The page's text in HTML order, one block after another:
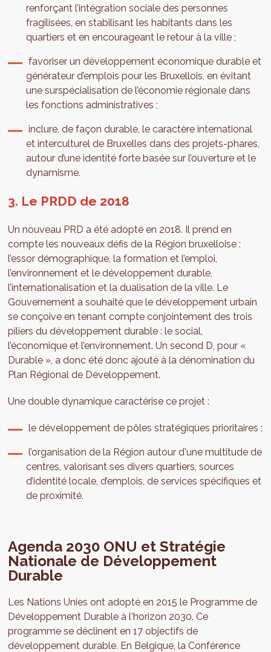
renforçant l’intégration sociale des personnes
fragilisées, en stabilisant les habitants dans les
quartiers et en encourageant le retour à la ville ;
favoriser un développement économique durable et
générateur d’emplois pour les Bruxellois, en évitant
une surspécialisation de l’économie régionale dans
les fonctions administratives ;
inclure, de façon durable, le caractère international
et interculturel de Bruxelles dans des projets-phares,
autour d’une identité forte basée sur l’ouverture et le
dynamisme.
3. Le PRDD de 2018
Un nouveau PRD a été adopté en 2018. Il prend en
compte les nouveaux défis de la Région bruxelloise :
l’essor démographique, la formation et l’emploi,
l’environnement et le développement durable,
l’internationalisation et la dualisation de la ville. Le
Gouvernement a souhaité que le développement urbain
se conçoive en tenant compte conjointement des trois
piliers du développement durable : le social,
l’économique et l’environnement. Un second D, pour «
Durable », a donc été donc ajouté à la dénomination du
Plan Régional de Développement.
Une double dynamique caractérise ce projet :
le développement de pôles stratégiques prioritaires ;
l’organisation de la Région autour d'une multitude de
centres, valorisant ses divers quartiers, sources
d’identité locale, d’emplois, de services spécifiques et
de proximité.
Agenda 2030 ONU et Stratégie
Nationale de Développement
Durable
Les Nations Unies ont adopté en 2015 le Programme de
Développement Durable à l'horizon 2030. Ce
programme se déclinent en 17 objectifs de
développement durable. En Belgique, la Conférence